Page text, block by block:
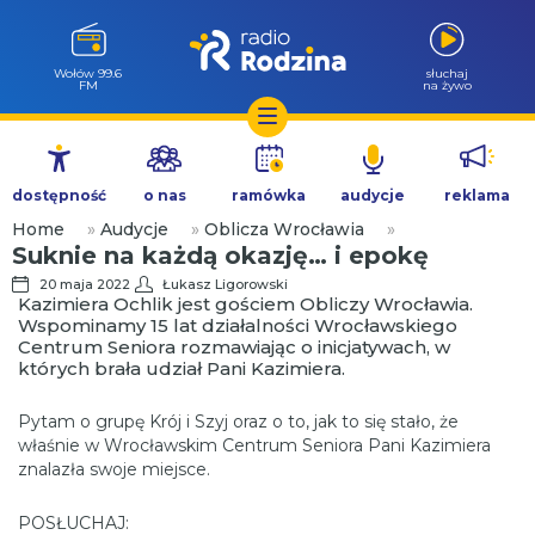
Przejdź
treści
Wołów 99.6
FM
słuchaj
na żywo
dostępność o nas ramówka audycje reklama
Home » Audycje » Oblicza Wrocławia »
Suknie na każdą okazję… i epokę
20 maja 2022 Łukasz Ligorowski
Kazimiera Ochlik jest gościem Obliczy Wrocławia.
Wspominamy 15 lat działalności Wrocławskiego
Centrum Seniora rozmawiając o inicjatywach, w
których brała udział Pani Kazimiera.
Pytam o grupę Krój i Szyj oraz o to, jak to się stało, że
właśnie w Wrocławskim Centrum Seniora Pani Kazimiera
znalazła swoje miejsce.
POSŁUCHAJ: